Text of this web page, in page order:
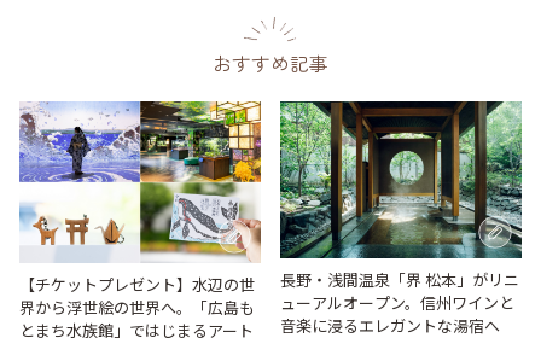
おすすめ記事
【チケットプレゼント】水辺の世
界から浮世絵の世界へ。「広島も
とまち水族館」ではじまるアート
長野・浅間温泉「界 松本」がリニ
ューアルオープン。信州ワインと
音楽に浸るエレガントな湯宿へ